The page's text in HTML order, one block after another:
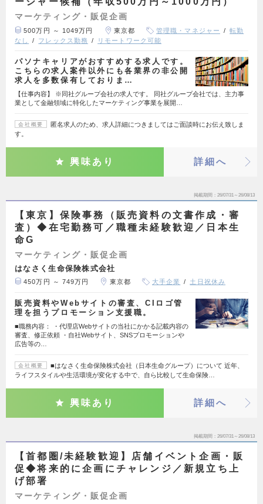
マーケティング・販促企画
500万円 ～ 1049万円 東京都 管理職・マネジャー
転勤
なし
フレックス勤務 リモートワーク可能
パソナキャリアがおすすめする求人です。
こちらの求人案件以外にも各業界の非公開
求人を多数保有しておりま…
【仕事内容】 ※同社グループ会社の求人です。 同社グループ会社では、主力事
業として金融領域に特化したマーケティング事業を展開…
会社概要
匿名求人のため、求人詳細につきましてはご面談時にお伝え致しま
す。
興味あり 詳細へ
掲載期間 26/07/31～26/08/13
【東京】保険事務（販売資料の文書作成・審
査）◆在宅勤務可／職種未経験歓迎／日本生
命G
マーケティング・販促企画
はなさく生命保険株式会社
450万円 ～ 749万円 東京都 大手企業 土日祝休み
販売資料やWebサイトの審査、CIロゴ管
理を担うプロモーション支援職。
■職務内容： ・代理店Webサイトの当社にかかる記載内容の
審査、修正依頼 ・自社Webサイト、SNSプロモーションや
広告等の…
会社概要
■はなさく生命保険株式会社（日本生命グループ）について 近年、
ライフスタイルや生活環境が変化する中で、自ら比較して生命保険…
興味あり 詳細へ
掲載期間 26/07/31～26/08/13
【首都圏/未経験歓迎】店舗イベント企画・販
促◆将来的に企画にチャレンジ／新規立ち上
げ部署
マーケティング・販促企画